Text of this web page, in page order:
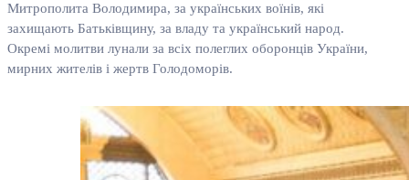
Митрополита Володимира, за українських воїнів, які
захищають Батьківщину, за владу та український народ.
Окремі молитви лунали за всіх полеглих оборонців України,
мирних жителів і жертв Голодоморів.